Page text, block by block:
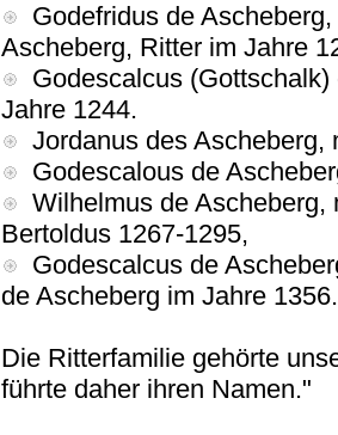
Godefridus de
Ascheberg, Ritter im Jahre
Godescalcus
Jahre 1244.
Jordanus des Ascheberg,
Godescalous de
Wilhelmus de
Bertoldus 1267-1295,
Godescalcus de
de Ascheberg im Jahre 1356.
Die Ritterfamilie gehörte
führte daher ihren Namen."